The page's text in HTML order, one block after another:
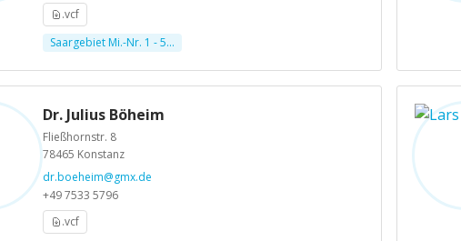
.vcf
Saargebiet Mi.-Nr. 1 - 5...
Dr. Julius Böheim
Fließhornstr. 8
78465 Konstanz
dr.boeheim@gmx.de
+49 7533 5796
.vcf